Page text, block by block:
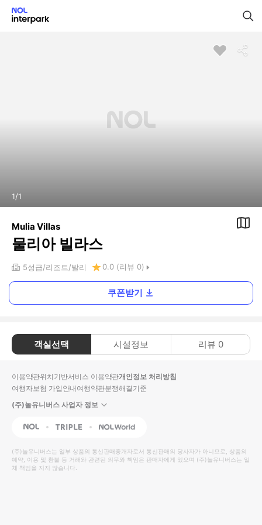
1/1
Mulia Villas
물리아 빌라스
5성급 리조트 발리 0.0 (리뷰 0)
쿠폰받기
객실선택 시설정보 리뷰 0
이용약관위치기반서비스 이용약관개인정보 처리방침
여행자보험 가입안내여행약관분쟁해결기준
(주)놀유니버스 사업자 정보
NOL Triple Interpark Global
(주)놀유니버스는 일부 상품의 통신판매중개자로서 통신판매의 당사자가 아니므로, 상품의
예약, 이용 및 환불 등 거래와 관련된 의무와 책임은 판매자에게 있으며 (주)놀유니버스는 일
체 책임을 지지 않습니다.